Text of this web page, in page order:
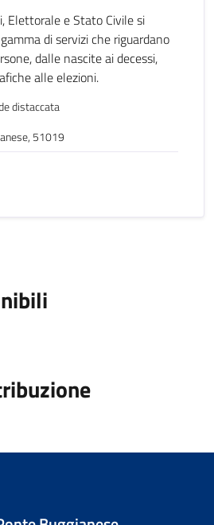
Elettorale e Stato Civile si
di servizi che riguardano
dalle nascite ai decessi,
alle elezioni.
distaccata
51019